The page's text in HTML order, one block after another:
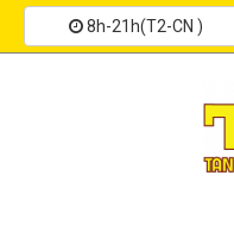
8h-21h(T2-CN )